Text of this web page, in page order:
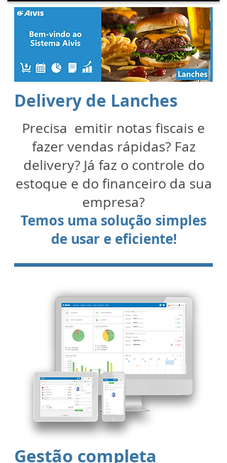
Delivery de Lanches
Precisa emitir notas fiscais e
fazer vendas rápidas? Faz
delivery? Já faz o controle do
estoque e do financeiro da sua
empresa?
Temos uma solução simples
de usar e eficiente!
Gestão completa